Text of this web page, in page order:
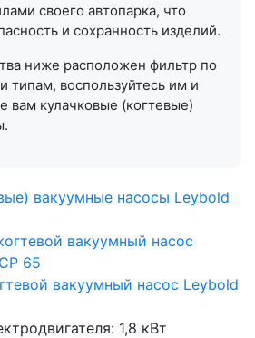
своего автопарка, что
и сохранность изделий.
ниже расположен фильтр по
типам, воспользуйтесь им и
вам кулачковые (когтевые)
вакуумные насосы Leybold
вакуумный насос Leybold
1,8 кВт